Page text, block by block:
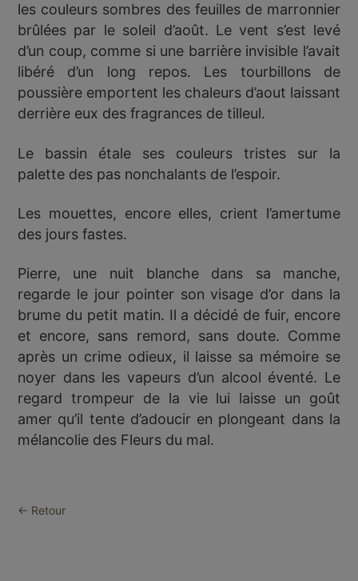
les couleurs sombres des feuilles de marronnier
brûlées par le soleil d’août. Le vent s’est levé
d’un coup, comme si une barrière invisible l’avait
libéré d’un long repos. Les tourbillons de
poussière emportent les chaleurs d’aout laissant
derrière eux des fragrances de tilleul.
Le bassin étale ses couleurs tristes sur la
palette des pas nonchalants de l’espoir.
Les mouettes, encore elles, crient l’amertume
des jours fastes.
Pierre, une nuit blanche dans sa manche,
regarde le jour pointer son visage d’or dans la
brume du petit matin. Il a décidé de fuir, encore
et encore, sans remord, sans doute. Comme
après un crime odieux, il laisse sa mémoire se
noyer dans les vapeurs d’un alcool éventé. Le
regard trompeur de la vie lui laisse un goût
amer qu’il tente d’adoucir en plongeant dans la
mélancolie des Fleurs du mal.
← Retour